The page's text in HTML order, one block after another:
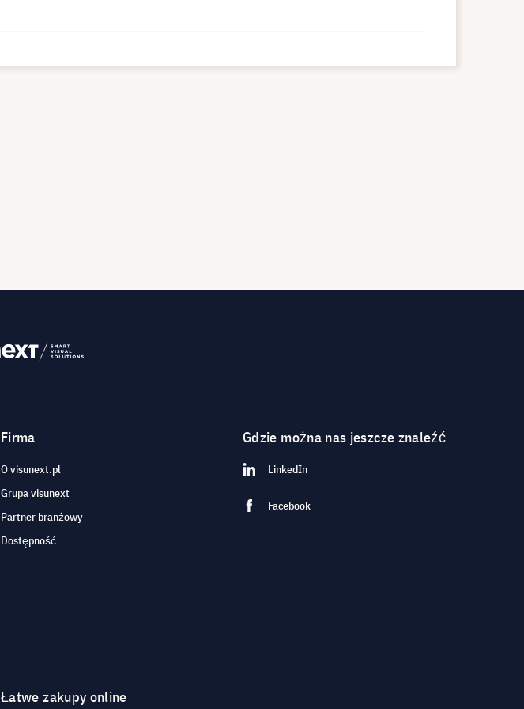
Firma
O visunext.pl
Grupa visunext
Partner branżowy
Dostępność
Gdzie można nas jeszcze znaleźć
LinkedIn
Facebook
Łatwe zakupy online